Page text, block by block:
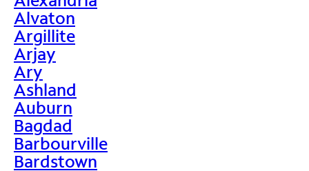
Alvaton
Argillite
Arjay
Ary
Ashland
Auburn
Bagdad
Barbourville
Bardstown